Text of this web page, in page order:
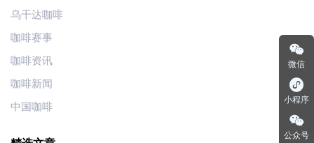
乌干达咖啡
咖啡赛事
咖啡资讯
咖啡新闻
中国咖啡
微信
小程序
公众号